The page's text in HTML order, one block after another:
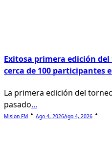
Exitosa primera edición
cerca de 100 participantes
La primera edición del
pasado...
Mision FM Ago 4, 2026Ago 4, 2026